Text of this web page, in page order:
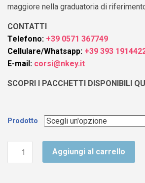
maggiore nella graduatoria di
CONTATTI
Telefono: +39 0571 367749
Cellulare/Whatsapp: +39 393
E-mail: corsi@nkey.it
SCOPRI I PACCHETTI DISPONIBILI
Prodotto
Aggiungi al carrello